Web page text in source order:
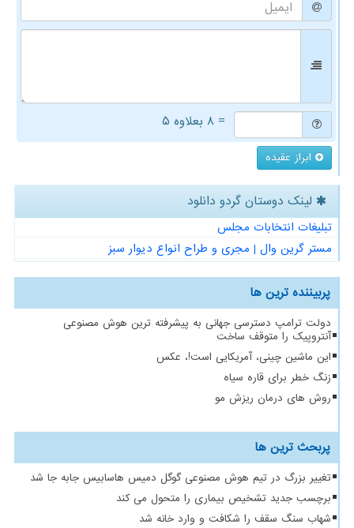
= ۸ بعلاوه ۵
ابراز عقیده
لینک دوستان گردو دانلود
تبلیغات انتخابات مجلس
مستر گرین وال | مجری و طراح انواع دیوار سبز
پربیننده ترین ها
دولت ترامپ دسترسی جهانی به پیشرفته ترین هوش مصنوعی
آنتروپیک را متوقف ساخت
این ماشین چینی، آمریکایی است!، عکس
زنگ خطر برای قاره سیاه
روش های درمان ریزش مو
پربحث ترین ها
تغییر بزرگ در تیم هوش مصنوعی گوگل دمیس هاسابیس جابه جا شد
برچسب جدید تشخیص بیماری را متحول می کند
شهاب سنگ سقف را شکافت و وارد خانه شد